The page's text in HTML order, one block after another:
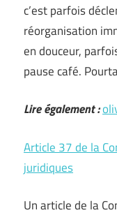
c’est parfois
réorganisation
en douceur,
pause café.
Lire également :
Article 37 de la
juridiques
Un article de la